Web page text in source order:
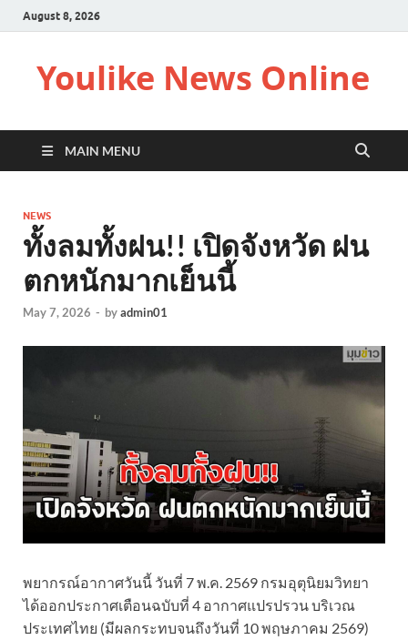
August 8, 2026
Youlike News Online
MAIN MENU
NEWS
ทั้งลมทั้งฝน!! เปิดจังหวัด ฝน
ตกหนักมากเย็นนี้
May 7, 2026 - byadmin01
พยากรณ์อากาศวันนี้ วันที่ 7 พ.ค. 2569 กรมอุตุนิยมวิทยา
ได้ออกประกาศเตือนฉบับที่ 4 อากาศแปรปรวน บริเวณ
ประเทศไทย (มีผลกระทบจนถึงวันที่ 10 พฤษภาคม 2569)